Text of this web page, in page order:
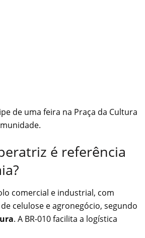
de uma feira na Praça da Cultura
é referência
comercial e industrial, com
celulose e agronegócio, segundo
. A BR-010 facilita a logística